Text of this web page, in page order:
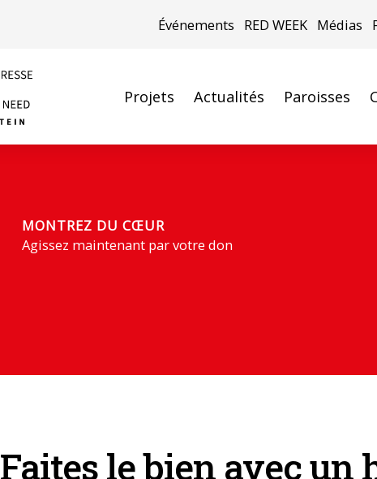
Événements RED WEEK Médias
Projets Actualités Paroisses
MONTREZ DU CŒUR
Agissez maintenant par votre don
Faites le bien avec un